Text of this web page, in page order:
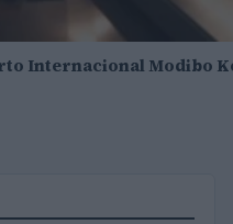
Internacional Modibo